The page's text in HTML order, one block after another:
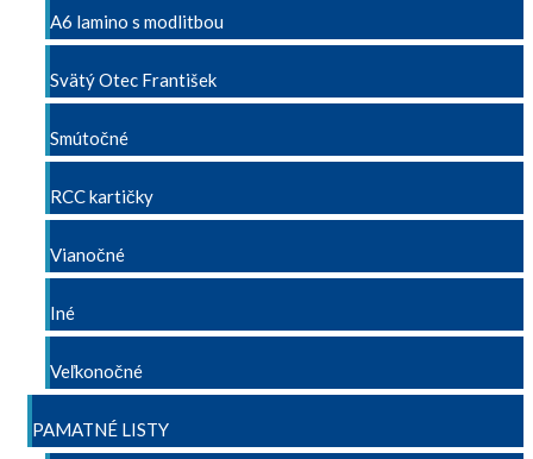
A6 lamino s modlitbou
Svätý Otec František
Smútočné
RCC kartičky
Vianočné
Iné
Veľkonočné
PAMATNÉ LISTY